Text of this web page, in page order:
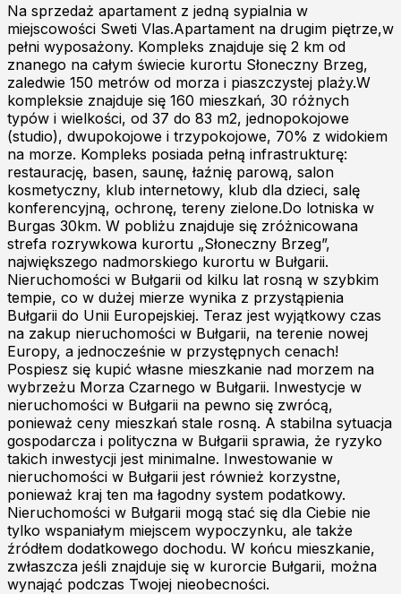
Na sprzedaż apartament z jedną sypialnia w
miejscowości Sweti Vlas.Apartament na drugim piętrze,w
pełni wyposażony. Kompleks znajduje się 2 km od
znanego na całym świecie kurortu Słoneczny Brzeg,
zaledwie 150 metrów od morza i piaszczystej plaży.W
kompleksie znajduje się 160 mieszkań, 30 różnych
typów i wielkości, od 37 do 83 m2, jednopokojowe
(studio), dwupokojowe i trzypokojowe, 70% z widokiem
na morze. Kompleks posiada pełną infrastrukturę:
restaurację, basen, saunę, łaźnię parową, salon
kosmetyczny, klub internetowy, klub dla dzieci, salę
konferencyjną, ochronę, tereny zielone.Do lotniska w
Burgas 30km. W pobliżu znajduje się zróżnicowana
strefa rozrywkowa kurortu „Słoneczny Brzeg”,
największego nadmorskiego kurortu w Bułgarii.
Nieruchomości w Bułgarii od kilku lat rosną w szybkim
tempie, co w dużej mierze wynika z przystąpienia
Bułgarii do Unii Europejskiej. Teraz jest wyjątkowy czas
na zakup nieruchomości w Bułgarii, na terenie nowej
Europy, a jednocześnie w przystępnych cenach!
Pospiesz się kupić własne mieszkanie nad morzem na
wybrzeżu Morza Czarnego w Bułgarii. Inwestycje w
nieruchomości w Bułgarii na pewno się zwrócą,
ponieważ ceny mieszkań stale rosną. A stabilna sytuacja
gospodarcza i polityczna w Bułgarii sprawia, że ​​ryzyko
takich inwestycji jest minimalne. Inwestowanie w
nieruchomości w Bułgarii jest również korzystne,
ponieważ kraj ten ma łagodny system podatkowy.
Nieruchomości w Bułgarii mogą stać się dla Ciebie nie
tylko wspaniałym miejscem wypoczynku, ale także
źródłem dodatkowego dochodu. W końcu mieszkanie,
zwłaszcza jeśli znajduje się w kurorcie Bułgarii, można
wynająć podczas Twojej nieobecności.